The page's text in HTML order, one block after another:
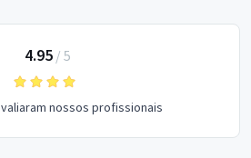
4.95/ 5
nossos profissionais